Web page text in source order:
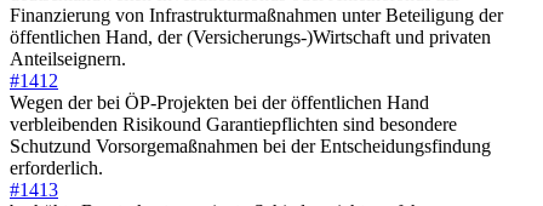
Finanzierung von Infrastrukturmaßnahmen unter Beteiligung der
öffentlichen Hand, der (Versicherungs-)Wirtschaft und privaten
Anteilseignern.
#1412
Wegen der bei ÖP-Projekten bei der öffentlichen Hand
verbleibenden Risikound Garantiepflichten sind besondere
Schutzund Vorsorgemaßnahmen bei der Entscheidungsfindung
erforderlich.
#1413